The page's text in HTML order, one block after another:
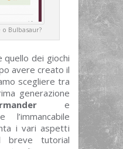
Bulbasaur?
quello dei giochi
avere creato il
scegliere tra
generazione
e
i vari aspetti
breve tutorial